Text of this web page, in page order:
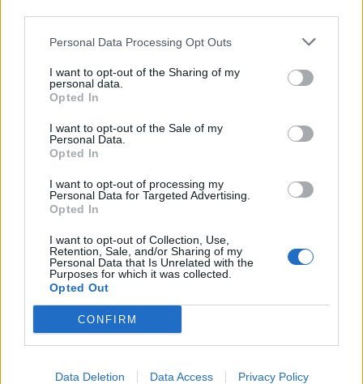
Personal Data Processing Opt Outs
I want to opt-out of the Sharing of my
personal data.
Opted In
I want to opt-out of the Sale of my
Personal Data.
Opted In
I want to opt-out of processing my
Personal Data for Targeted Advertising.
Opted In
I want to opt-out of Collection, Use,
Retention, Sale, and/or Sharing of my
Personal Data that Is Unrelated with the
Purposes for which it was collected.
Opted Out
CONFIRM
Data Deletion Data Access Privacy Policy
ΠΕΡΙΣΣΌΤΕΡΑ ΣΕ ΑΥΤΉ ΤΗΝ ΚΑΤΗΓΟΡΊΑ
Μινωικές Γραμμές:
Σημαντικές αλλαγές στην
ανώτατη διοίκηση της
εταιρείας
23/03/2022 - 18:18
Η Profile χορηγός του 6th
Digital Integration in
Wealth Management